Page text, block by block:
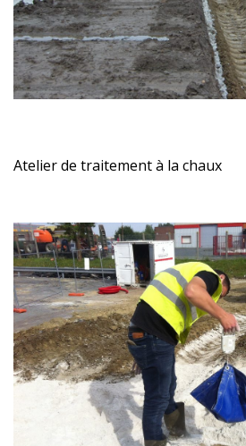
Atelier de traitement à la chaux